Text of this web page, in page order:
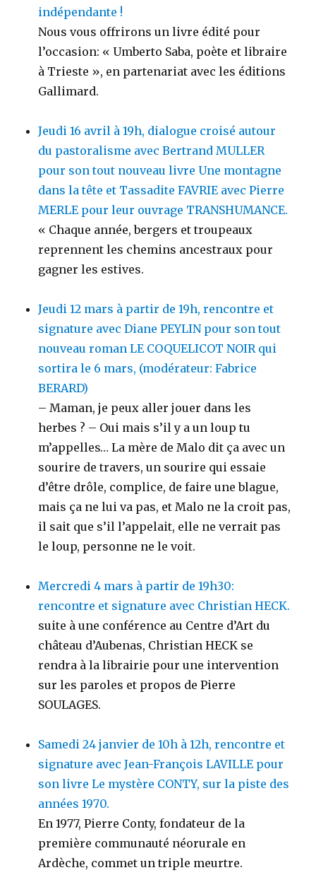
indépendante !
Nous vous offrirons un livre édité pour
l’occasion: « Umberto Saba, poète et libraire
à Trieste », en partenariat avec les éditions
Gallimard.
Jeudi 16 avril à 19h, dialogue croisé autour
du pastoralisme avec Bertrand MULLER
pour son tout nouveau livre Une montagne
dans la tête et Tassadite FAVRIE avec Pierre
MERLE pour leur ouvrage TRANSHUMANCE.
« Chaque année, bergers et troupeaux
reprennent les chemins ancestraux pour
gagner les estives.
Jeudi 12 mars à partir de 19h, rencontre et
signature avec Diane PEYLIN pour son tout
nouveau roman LE COQUELICOT NOIR qui
sortira le 6 mars, (modérateur: Fabrice
BERARD)
– Maman, je peux aller jouer dans les
herbes ? – Oui mais s’il y a un loup tu
m’appelles… La mère de Malo dit ça avec un
sourire de travers, un sourire qui essaie
d’être drôle, complice, de faire une blague,
mais ça ne lui va pas, et Malo ne la croit pas,
il sait que s’il l’appelait, elle ne verrait pas
le loup, personne ne le voit.
Mercredi 4 mars à partir de 19h30:
rencontre et signature avec Christian HECK.
suite à une conférence au Centre d’Art du
château d’Aubenas, Christian HECK se
rendra à la librairie pour une intervention
sur les paroles et propos de Pierre
SOULAGES.
Samedi 24 janvier de 10h à 12h, rencontre et
signature avec Jean-François LAVILLE pour
son livre Le mystère CONTY, sur la piste des
années 1970.
En 1977, Pierre Conty, fondateur de la
première communauté néorurale en
Ardèche, commet un triple meurtre.